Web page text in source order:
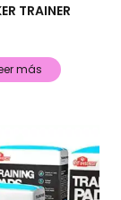
TRAINER
más